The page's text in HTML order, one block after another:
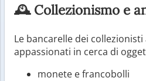
🕰 Collezionismo e
Le bancarelle dei
appassionati in cerca di
monete e francobolli